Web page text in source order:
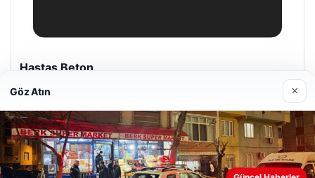
Enes Kaplan Avukatlık Bürosu
Web sitemizi nasıl kullandığınızı daha iyi anlayabilmek,
Göz Atın ×